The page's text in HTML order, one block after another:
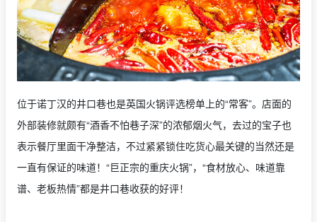
位于诺丁汉的井口巷也是英国火锅评选榜单上的“常客”。店面的
外部装修就颇有“酒香不怕巷子深”的浓郁烟火气，去过的宝子也
表示餐厅里面干净整洁，不过紧紧锁住吃货心最关键的当然还是
一直有保证的味道！“巨正宗的重庆火锅”，“食材放心、味道靠
谱、老板热情”都是井口巷收获的好评！